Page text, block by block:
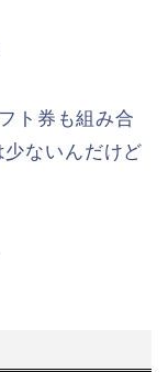
ト券も組み合
ないんだけど